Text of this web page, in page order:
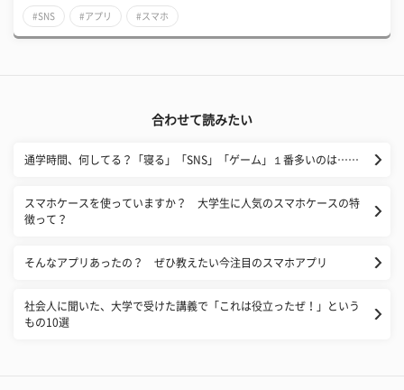
#SNS #アプリ #スマホ
合わせて読みたい
通学時間、何してる？「寝る」「SNS」「ゲーム」１番多いのは……
スマホケースを使っていますか？ 大学生に人気のスマホケースの特
徴って？
そんなアプリあったの？ ぜひ教えたい今注目のスマホアプリ
社会人に聞いた、大学で受けた講義で「これは役立ったぜ！」という
もの10選